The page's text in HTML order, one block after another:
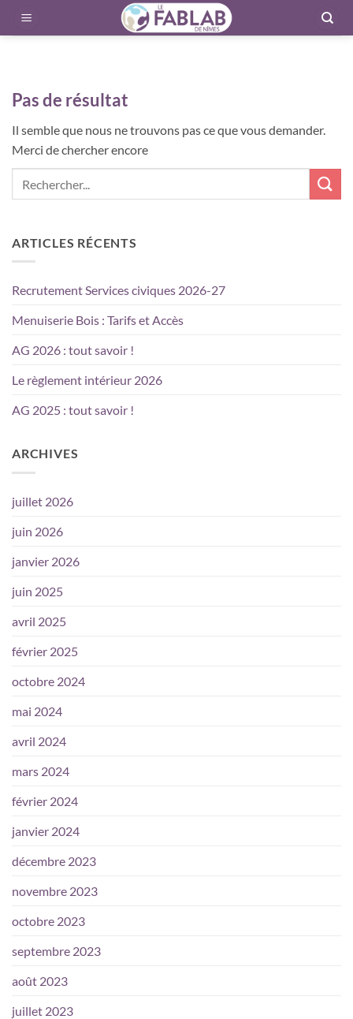
Pas de résultat
Il semble que nous ne trouvons pas ce que vous demander.
Merci de chercher encore
ARTICLES RÉCENTS
Recrutement Services civiques 2026-27
Menuiserie Bois : Tarifs et Accès
AG 2026 : tout savoir !
Le règlement intérieur 2026
AG 2025 : tout savoir !
ARCHIVES
juillet 2026
juin 2026
janvier 2026
juin 2025
avril 2025
février 2025
octobre 2024
mai 2024
avril 2024
mars 2024
février 2024
janvier 2024
décembre 2023
novembre 2023
octobre 2023
septembre 2023
août 2023
juillet 2023